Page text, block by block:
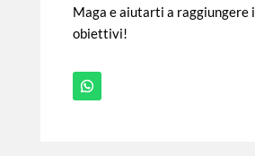
Maga e aiutarti a raggiungere
obiettivi!